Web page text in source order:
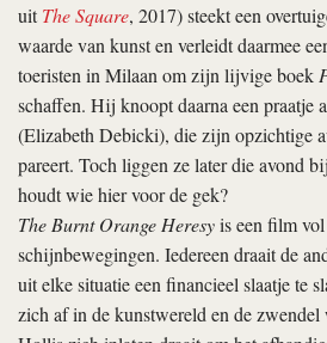
uitThe Square, 2017) steekt een
waarde van kunst en verleidt daarmee
toeristen in Milaan om zijn lijvige boek
schaffen. Hij knoopt daarna een praatje
(Elizabeth Debicki), die zijn opzichtige
pareert. Toch liggen ze later die avond
houdt wie hier voor de gek?
The Burnt Orange Heresyis een film
schijnbewegingen. Iedereen draait de
uit elke situatie een financieel slaatje te
zich af in de kunstwereld en de zwendel